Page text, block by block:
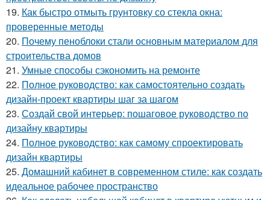
19. Как быстро отмыть грунтовку со стекла окна:
проверенные методы
20. Почему пеноблоки стали основным материалом для
строительства домов
21. Умные способы сэкономить на ремонте
22. Полное руководство: как самостоятельно создать
дизайн-проект квартиры шаг за шагом
23. Создай свой интерьер: пошаговое руководство по
дизайну квартиры
24. Полное руководство: как самому спроектировать
дизайн квартиры
25. Домашний кабинет в современном стиле: как создать
идеальное рабочее пространство